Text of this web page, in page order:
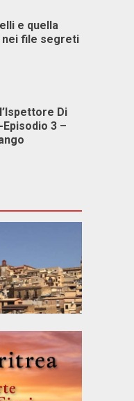
e quella
nei file segreti
Di
Episodio 3 –